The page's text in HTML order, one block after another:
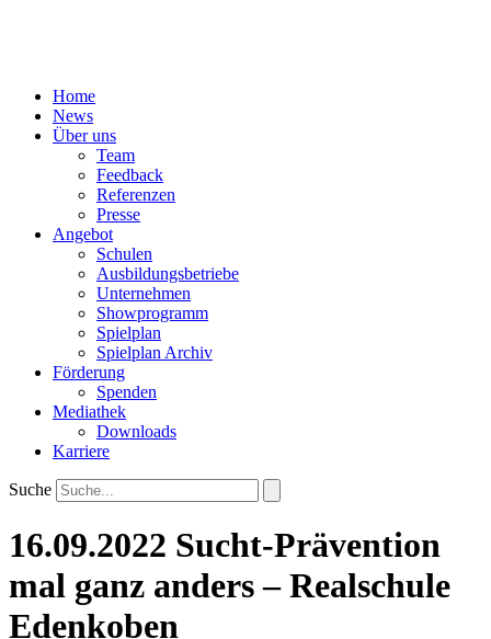
Home
News
Über uns
Team
Feedback
Referenzen
Presse
Angebot
Schulen
Ausbildungsbetriebe
Unternehmen
Showprogramm
Spielplan
Spielplan Archiv
Förderung
Spenden
Mediathek
Downloads
Karriere
Suche
16.09.2022 Sucht-Prävention
mal ganz anders – Realschule
Edenkoben